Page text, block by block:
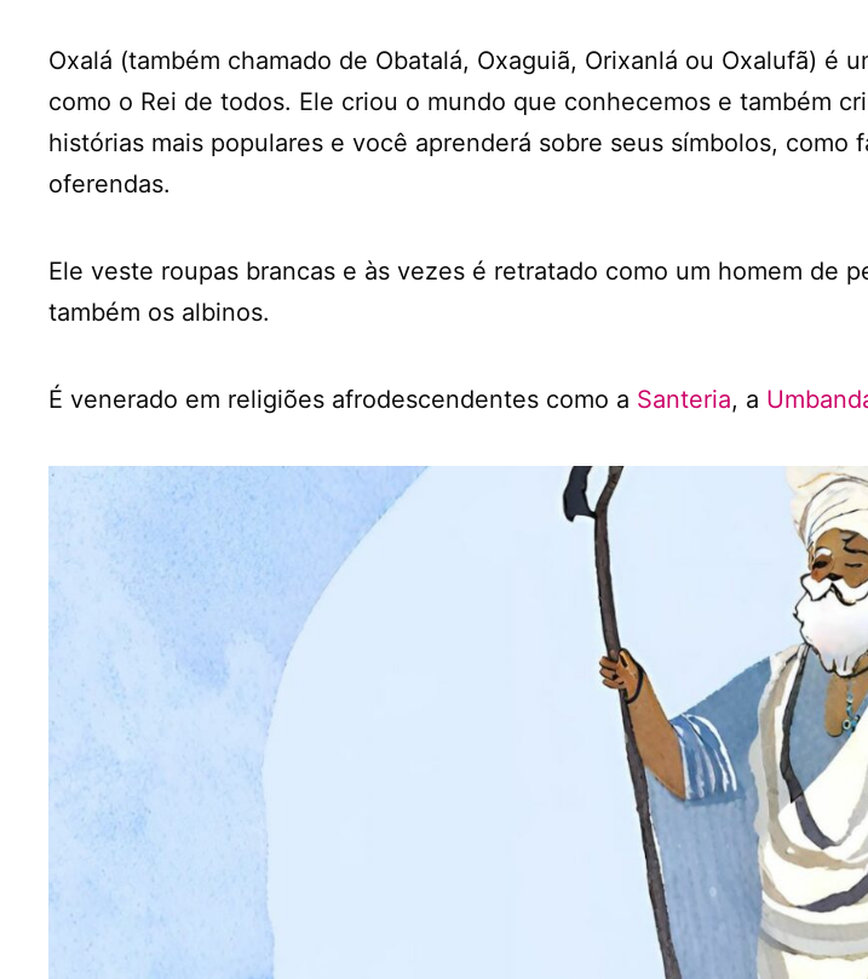
Oxalá (também chamado de Obatalá, Oxaguiã, Orixanlá ou Oxalufã) é
como o Rei de todos. Ele criou o mundo que conhecemos e também
histórias mais populares e você aprenderá sobre seus símbolos,
oferendas.
Ele veste roupas brancas e às vezes é retratado como um homem de
também os albinos.
É venerado em religiões afrodescendentes como a Santeria, a